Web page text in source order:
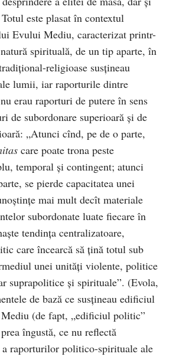
este plasat în contextul
Evului Mediu, caracterizat printr-
spirituală, de un tip aparte, în
religioase susţineau
lumii, iar raporturile dintre
erau raporturi de putere în sens
de subordonare superioară şi de
„Atunci cînd, pe de o parte,
care poate trona peste
temporal şi contingent; atunci
se pierde capacitatea unei
mai mult decît materiale
subordonate luate fiecare în
tendinţa centralizatoare,
care încearcă să ţină totul sub
unei unităţi violente, politice
suprapolitice şi spirituale”. (Evola,
de bază ce susţineau edificiul
(de fapt, „edificiul politic”
îngustă, ce nu reflectă
a raporturilor politico-spirituale ale